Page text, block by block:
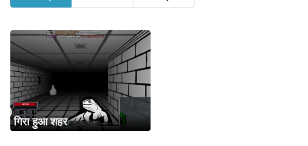
गिरा हुआ शहर